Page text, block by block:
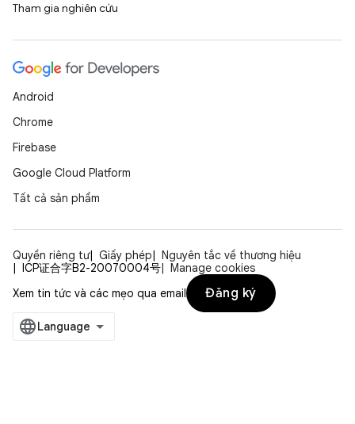
Tham gia nghiên cứu
Android
Chrome
Firebase
Google Cloud Platform
Tất cả sản phẩm
Quyền riêng tư Giấy phép
Nguyên tắc về thương hiệu
ICP证合字B2-20070004号
Manage cookies
Xem tin tức và các mẹo qua email
Đăng ký